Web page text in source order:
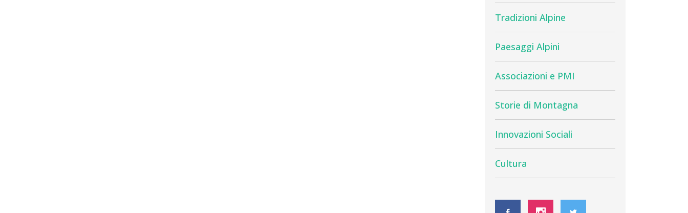
Tradizioni Alpine
Paesaggi Alpini
Associazioni e PMI
Storie di Montagna
Innovazioni Sociali
Cultura